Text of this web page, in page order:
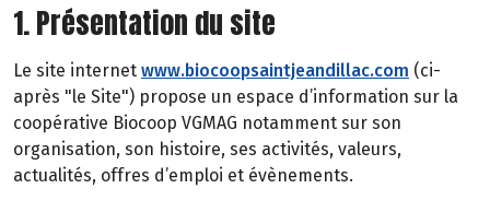
1. Présentation du site
Le site internet www.biocoopsaintjeandillac.com (ci-
après "le Site") propose un espace d’information sur la
coopérative Biocoop VGMAG notamment sur son
organisation, son histoire, ses activités, valeurs,
actualités, offres d’emploi et évènements.